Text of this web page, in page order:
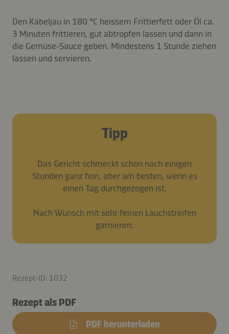
Den Kabeljau in 180 °C heissem Frittierfett oder Öl ca.
3 Minuten frittieren, gut abtropfen lassen und dann in
die Gemüse-Sauce geben. Mindestens 1 Stunde ziehen
lassen und servieren.
Tipp
Das Gericht schmeckt schon nach einigen
Stunden ganz fein, aber am besten, wenn es
einen Tag durchgezogen ist.
Nach Wunsch mit sehr feinen Lauchstreifen
garnieren.
Rezept-ID: 1032
Rezept als PDF
PDF herunterladen